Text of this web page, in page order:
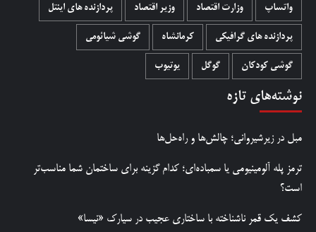
واتساپ وزارت اقتصاد وزیر اقتصاد پردازنده های اینتل
پردازنده های گرافیکی کرمانشاه گوشی شیائومی
گوشی کودکان گوگل یوتیوب
نوشته‌های تازه
مبل در زیرشیروانی؛ چالش‌ها و راه‌حل‌ها
ترمز پله آلومینیومی یا سمباده‌ای؛ کدام گزینه برای ساختمان شما مناسب‌تر
است؟
کشف یک قمر ناشناخته با ساختاری عجیب در سیارک «نیسا»